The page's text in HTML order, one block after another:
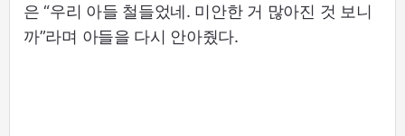
은 “우리 아들 철들었네. 미안한 거 많아진 것 보니
까”라며 아들을 다시 안아줬다.